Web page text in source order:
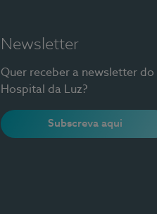
Newsletter
Quer receber a newsletter do
Hospital da Luz?
Subscreva aqui